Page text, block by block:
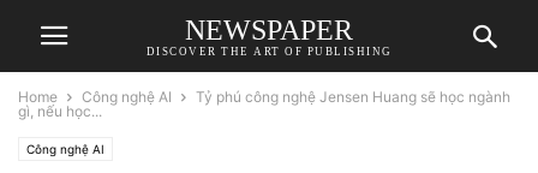
NEWSPAPER
DISCOVER THE ART OF PUBLISHING
Home Công nghệ AI
Tỷ phú công nghệ Jensen Huang sẽ học ngành
gì, nếu học...
Công nghệ AI